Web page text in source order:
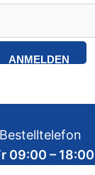
ANMELDEN
Bestelltelefon
09:00 –